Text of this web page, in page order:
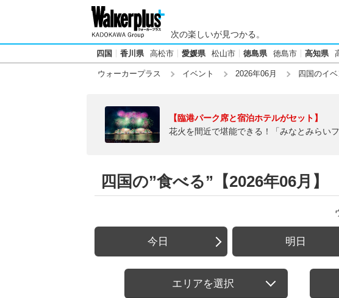
次の楽しいが見つかる。
四国 香川県 高松市 愛媛県 松山市 徳島県 徳島市 高知県
ウォーカープラス イベント 2026年06月 四国のイベ
【臨港パーク席と宿泊ホテルがセット】
花火を間近で堪能できる！「みなとみらい
四国の”食べる”【2026年06月】
今日 明日
エリアを選択